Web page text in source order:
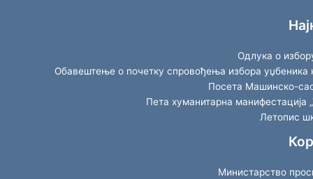
Одлука о
Обавештење о почетку спровођења избора уџбеника
Посета Машинско-
Пета хуманитарна манифестација
Летопис
Министарство